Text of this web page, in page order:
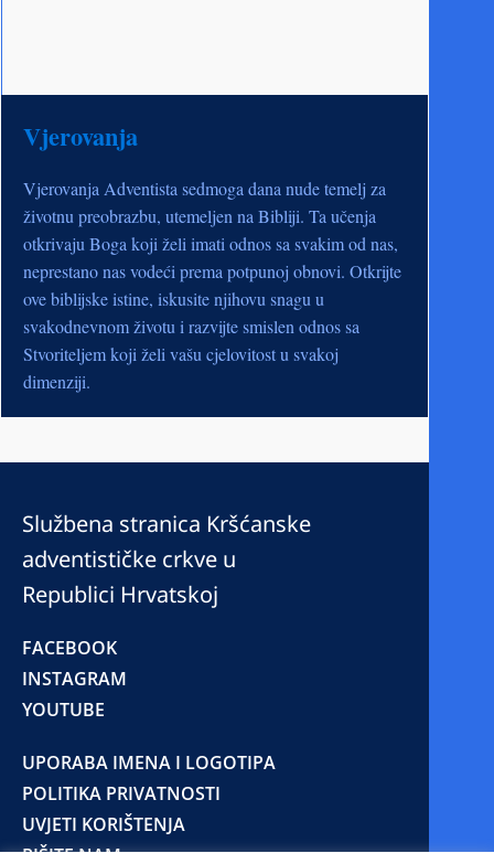
Vjerovanja
Vjerovanja Adventista sedmoga dana nude temelj za
životnu preobrazbu, utemeljen na Bibliji. Ta učenja
otkrivaju Boga koji želi imati odnos sa svakim od nas,
neprestano nas vodeći prema potpunoj obnovi. Otkrijte
ove biblijske istine, iskusite njihovu snagu u
svakodnevnom životu i razvijte smislen odnos sa
Stvoriteljem koji želi vašu cjelovitost u svakoj
dimenziji.
Službena stranica Kršćanske
adventističke crkve u
Republici Hrvatskoj
FACEBOOK
INSTAGRAM
YOUTUBE
UPORABA IMENA I LOGOTIPA
POLITIKA PRIVATNOSTI
UVJETI KORIŠTENJA